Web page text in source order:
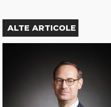
ALTE ARTICOLE